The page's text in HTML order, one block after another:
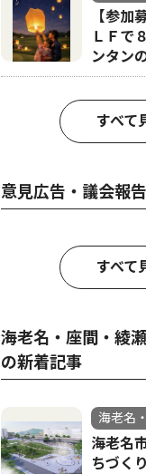
【参加
ＬＦで
ンタン
すべて
意見広告・議会報告
すべて
海老名・座間・綾
の新着記事
海老名
海老名
ちづく